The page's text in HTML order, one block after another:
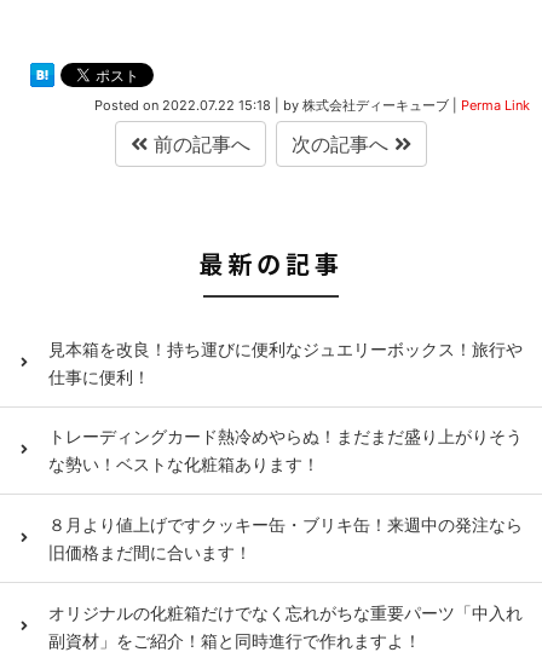
Posted on 2022.07.22 15:18 by 株式会社ディーキューブ Perma Link
前の記事へ 次の記事へ
最新の記事
見本箱を改良！持ち運びに便利なジュエリーボックス！旅行や
仕事に便利！
トレーディングカード熱冷めやらぬ！まだまだ盛り上がりそう
な勢い！ベストな化粧箱あります！
８月より値上げですクッキー缶・ブリキ缶！来週中の発注なら
旧価格まだ間に合います！
オリジナルの化粧箱だけでなく忘れがちな重要パーツ「中入れ
副資材」をご紹介！箱と同時進行で作れますよ！